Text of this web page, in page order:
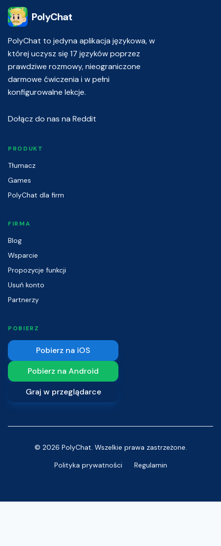
PolyChat
PolyChat to jedyna aplikacja językowa, w
której uczysz się 17 języków poprzez
prawdziwe rozmowy, nieograniczone
darmowe ćwiczenia i w pełni
konfigurowalne lekcje.
Dołącz do nas na Reddit
PRODUKT
Tłumacz
Games
PolyChat dla firm
FIRMA
Blog
Wsparcie
Propozycje funkcji
Usuń konto
Partnerzy
POBIERZ
Pobierz na iOS
Pobierz na Android
Graj w przeglądarce
© 2026 PolyChat. Wszelkie prawa zastrzeżone.
Polityka prywatności
Regulamin